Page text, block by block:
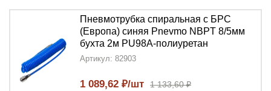
Материал: износостойкий полиуретансинего
цвета
Конструкция:спиральная
повышенной гибкости
Оснащение:быстроразъёмное соединение
Пневмотрубка спиральная с БРС
(Европа) синяя Pnevmo NBPT 8/5мм
бухта 2м PU98A-полиуретан
Артикул: 82903
1 089,62 ₽/шт 1 133,60 ₽